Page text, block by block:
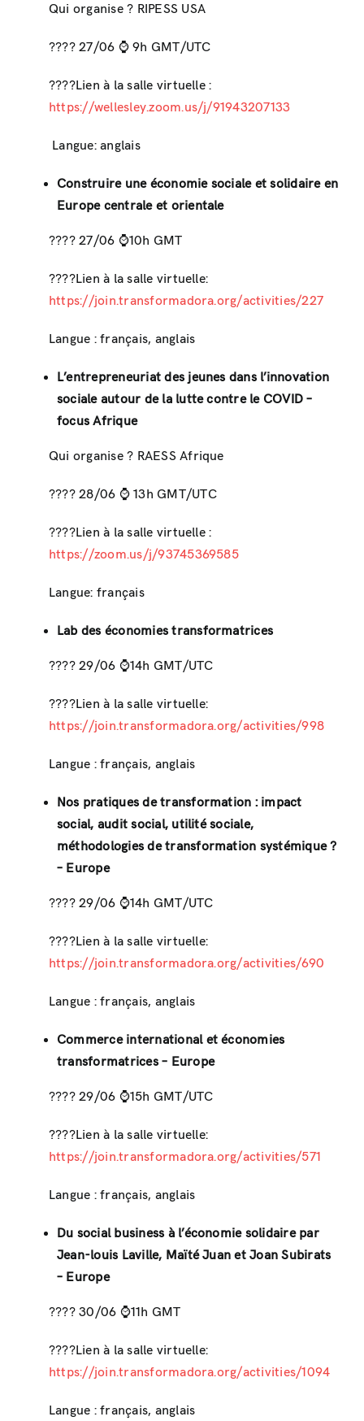
Qui organise ? RIPESS USA
???? 27/06 ⌚ ️9h GMT/UTC
????Lien à la salle virtuelle :
https://wellesley.zoom.us/j/91943207133
Langue: anglais
Construire une économie sociale et solidaire en
Europe centrale et orientale
???? 27/06 ⌚️10h GMT
????Lien à la salle virtuelle:
https://join.transformadora.org/activities/227
Langue : français, anglais
L’entrepreneuriat des jeunes dans l’innovation
sociale autour de la lutte contre le COVID –
focus Afrique
Qui organise ? RAESS Afrique
???? 28/06 ⌚ ️13h GMT/UTC
????Lien à la salle virtuelle :
https://zoom.us/j/93745369585
Langue: français
Lab des économies transformatrices
???? 29/06 ⌚️14h GMT/UTC
????Lien à la salle virtuelle:
https://join.transformadora.org/activities/998
Langue : français, anglais
Nos pratiques de transformation : impact
social, audit social, utilité sociale,
méthodologies de transformation systémique ?
– Europe
???? 29/06 ⌚️14h GMT/UTC
????Lien à la salle virtuelle:
https://join.transformadora.org/activities/690
Langue : français, anglais
Commerce international et économies
transformatrices – Europe
???? 29/06 ⌚️15h GMT/UTC
????Lien à la salle virtuelle:
https://join.transformadora.org/activities/571
Langue : français, anglais
Du social business à l’économie solidaire par
Jean-louis Laville, Maïté Juan et Joan Subirats
– Europe
???? 30/06 ⌚️11h GMT
????Lien à la salle virtuelle:
https://join.transformadora.org/activities/1094
Langue : français, anglais